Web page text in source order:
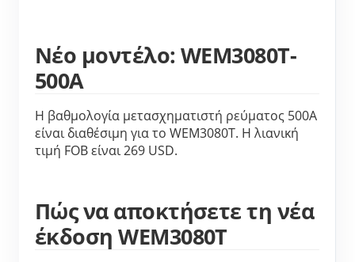
Νέο μοντέλο: WEM3080T-
500A
Η βαθμολογία μετασχηματιστή ρεύματος 500A
είναι διαθέσιμη για το WEM3080T. Η λιανική
τιμή FOB είναι 269 USD.
Πώς να αποκτήσετε τη νέα
έκδοση WEM3080T